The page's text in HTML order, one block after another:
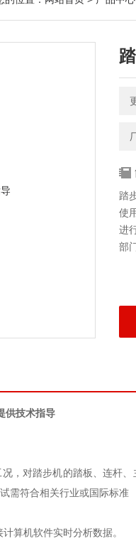
踏
使
进
部
供技术指导
，对踏步机的踏板、连杆
需符合相关行业或国际标准
算机软件实时分析数据。